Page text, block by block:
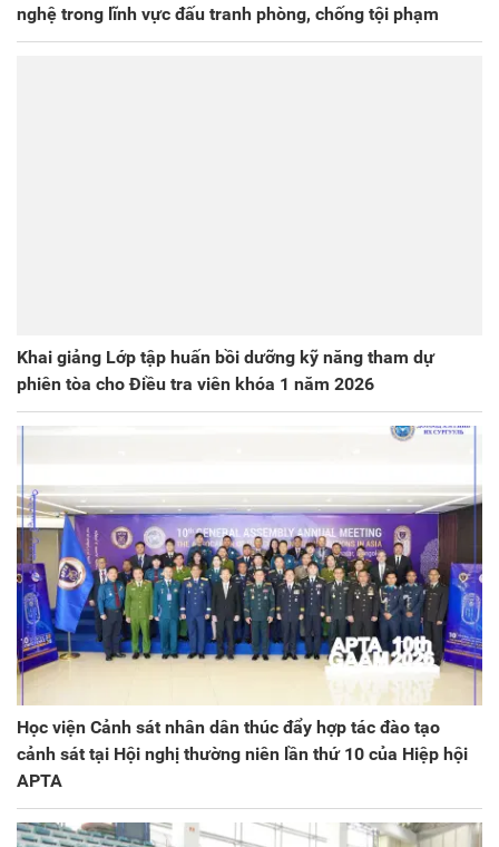
nghệ trong lĩnh vực đấu tranh phòng, chống tội phạm
Khai giảng Lớp tập huấn bồi dưỡng kỹ năng tham dự
phiên tòa cho Điều tra viên khóa 1 năm 2026
Học viện Cảnh sát nhân dân thúc đẩy hợp tác đào tạo
cảnh sát tại Hội nghị thường niên lần thứ 10 của Hiệp hội
APTA